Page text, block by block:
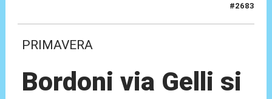
#2683
PRIMAVERA
Bordoni via Gelli si